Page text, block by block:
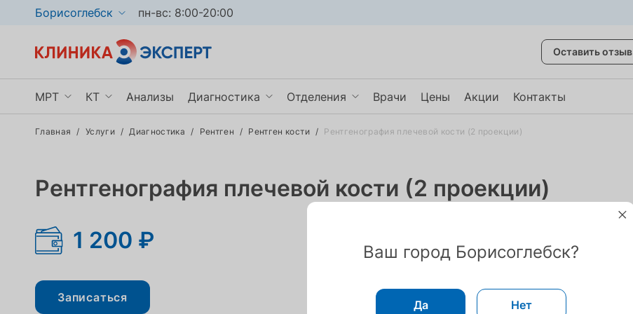
Борисоглебск пн-вс: 8:00-20:00
Оставить отзыв
МРТ
МРТ брюшной полости
Показать ещё
КТ
КТ мочевыделительной системы
Анализы Диагностика
Эндоскопия
Отделения
Травматология
Врачи Цены Акции Контакты
Главная / Услуги / Диагностика / Рентген / Рентген кости / Рентгенография плечевой кости (2 проекции)
Рентгенография плечевой кости (2 проекции)
1 200 ₽
Записаться
Ваш город Борисоглебск?
Да Нет